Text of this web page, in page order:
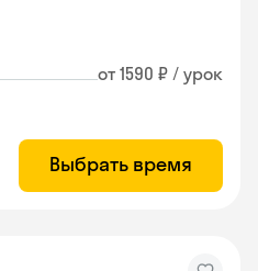
от 1590 ₽ / урок
Выбрать время